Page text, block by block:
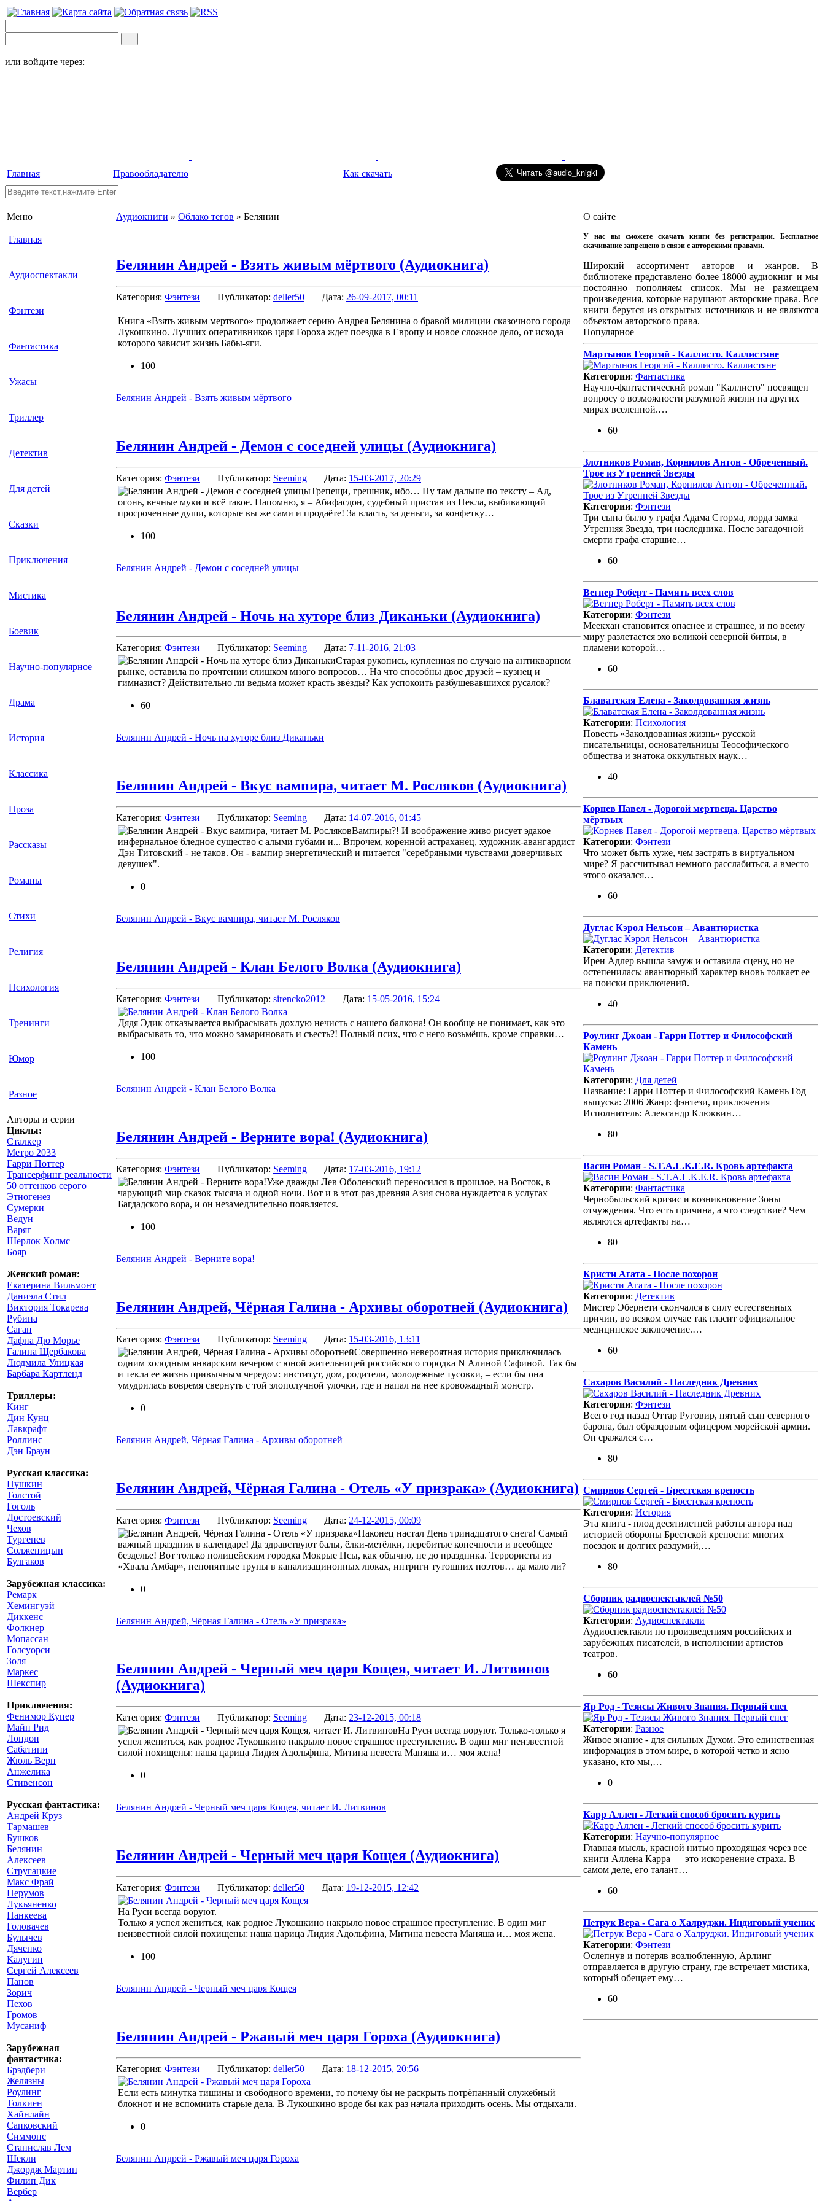
или войдите через:
Главная Правообладателю Как скачать
Меню
Главная
Аудиоспектакли
Фэнтези
Фантастика
Ужасы
Триллер
Детектив
Для детей
Сказки
Приключения
Мистика
Боевик
Научно-популярное
Драма
История
Классика
Проза
Рассказы
Романы
Стихи
Религия
Психология
Тренинги
Юмор
Разное
Авторы и серии
Циклы:
Сталкер
Метро 2033
Гарри Поттер
Трансерфинг реальности
50 оттенков серого
Этногенез
Сумерки
Ведун
Варяг
Шерлок Холмс
Бояр
Женский роман:
Екатерина Вильмонт
Даниэла Стил
Виктория Токарева
Рубина
Саган
Дафна Дю Морье
Галина Щербакова
Людмила Улицкая
Барбара Картленд
Триллеры:
Кинг
Дин Кунц
Лавкрафт
Роллинс
Дэн Браун
Русская классика:
Пушкин
Толстой
Гоголь
Достоевский
Чехов
Тургенев
Солженицын
Булгаков
Зарубежная классика:
Ремарк
Хемингуэй
Диккенс
Фолкнер
Мопассан
Голсуорси
Золя
Маркес
Шекспир
Приключения:
Фенимор Купер
Майн Рид
Лондон
Сабатини
Жюль Верн
Анжелика
Стивенсон
Русская фантастика:
Андрей Круз
Тармашев
Бушков
Белянин
Алексеев
Стругацкие
Макс Фрай
Перумов
Лукьяненко
Панкеева
Головачев
Булычев
Дяченко
Калугин
Сергей Алексеев
Панов
Зорич
Пехов
Громов
Мусаниф
Зарубежная
фантастика:
Брэдбери
Желязны
Роулинг
Толкиен
Хайнлайн
Сапковский
Симмонс
Станислав Лем
Шекли
Джордж Мартин
Филип Дик
Вербер
Аудиокниги » Облако тегов » Белянин
Белянин Андрей - Взять живым мёртвого (Аудиокнига)
Категория: Фэнтези Публикатор: deller50 Дата: 26-09-2017, 00:11
Книга «Взять живым мертвого» продолжает серию Андрея Белянина о бравой милиции сказочного города
Лукошкино. Лучших оперативников царя Гороха ждет поездка в Европу и новое сложное дело, от исхода
которого зависит жизнь Бабы-яги.
100
Белянин Андрей - Взять живым мёртвого
Белянин Андрей - Демон с соседней улицы (Аудиокнига)
Категория: Фэнтези Публикатор: Seeming Дата: 15-03-2017, 20:29
Трепещи, грешник, ибо… Ну там дальше по тексту – Ад,
огонь, вечные муки и всё такое. Напомню, я – Абифасдон, судебный пристав из Пекла, выбивающий
просроченные души, которые вы же сами и продаёте! За власть, за деньги, за конфетку…
100
Белянин Андрей - Демон с соседней улицы
Белянин Андрей - Ночь на хуторе близ Диканьки (Аудиокнига)
Категория: Фэнтези Публикатор: Seeming Дата: 7-11-2016, 21:03
Старая рукопись, купленная по случаю на антикварном
рынке, оставила по прочтении слишком много вопросов… На что способны двое друзей – кузнец и
гимназист? Действительно ли ведьма может красть звёзды? Как успокоить разбушевавшихся русалок?
60
Белянин Андрей - Ночь на хуторе близ Диканьки
Белянин Андрей - Вкус вампира, читает М. Росляков (Аудиокнига)
Категория: Фэнтези Публикатор: Seeming Дата: 14-07-2016, 01:45
Вампиры?! И воображение живо рисует эдакое
инфернальное бледное существо с алыми губами и... Впрочем, коренной астраханец, художник-авангардист
Дэн Титовский - не таков. Он - вампир энергетический и питается "серебряными чувствами доверчивых
девушек".
0
Белянин Андрей - Вкус вампира, читает М. Росляков
Белянин Андрей - Клан Белого Волка (Аудиокнига)
Категория: Фэнтези Публикатор: sirencko2012 Дата: 15-05-2016, 15:24
Дядя Эдик отказывается выбрасывать дохлую нечисть с нашего балкона! Он вообще не понимает, как это
выбрасывать то, что можно замариновать и съесть?! Полный псих, что с него возьмёшь, кроме справки…
100
Белянин Андрей - Клан Белого Волка
Белянин Андрей - Верните вора! (Аудиокнига)
Категория: Фэнтези Публикатор: Seeming Дата: 17-03-2016, 19:12
Уже дважды Лев Оболенский переносился в прошлое, на Восток, в
чарующий мир сказок тысяча и одной ночи. Вот и в этот раз древняя Азия снова нуждается в услугах
Багдадского вора, и он незамедлительно появляется.
100
Белянин Андрей - Верните вора!
Белянин Андрей, Чёрная Галина - Архивы оборотней (Аудиокнига)
Категория: Фэнтези Публикатор: Seeming Дата: 15-03-2016, 13:11
Совершенно невероятная история приключилась
одним холодным январским вечером с юной жительницей российского городка N Алиной Сафиной. Так бы
и текла ее жизнь привычным чередом: институт, дом, родители, молодежные тусовки, – если бы она
умудрилась вовремя свернуть с той злополучной улочки, где и напал на нее кровожадный монстр.
0
Белянин Андрей, Чёрная Галина - Архивы оборотней
Белянин Андрей, Чёрная Галина - Отель «У призрака» (Аудиокнига)
Категория: Фэнтези Публикатор: Seeming Дата: 24-12-2015, 00:09
Наконец настал День тринадцатого снега! Самый
важный праздник в календаре! Да здравствуют балы, ёлки-метёлки, перебитые конечности и всеобщее
безделье! Вот только полицейским городка Мокрые Псы, как обычно, не до праздника. Террористы из
«Хвала Амбар», непонятные трупы в канализациионных люках, интриги тутошних поэтов… да мало ли?
0
Белянин Андрей, Чёрная Галина - Отель «У призрака»
Белянин Андрей - Черный меч царя Кощея, читает И. Литвинов
(Аудиокнига)
Категория: Фэнтези Публикатор: Seeming Дата: 23-12-2015, 00:18
На Руси всегда воруют. Только-только я
успел жениться, как родное Лукошкино накрыло новое страшное преступление. В один миг неизвестной
силой похищены: наша царица Лидия Адольфина, Митина невеста Маняша и… моя жена!
0
Белянин Андрей - Черный меч царя Кощея, читает И. Литвинов
Белянин Андрей - Черный меч царя Кощея (Аудиокнига)
Категория: Фэнтези Публикатор: deller50 Дата: 19-12-2015, 12:42
На Руси всегда воруют.
Только я успел жениться, как родное Лукошкино накрыло новое страшное преступление. В один миг
неизвестной силой похищены: наша царица Лидия Адольфина, Митина невеста Маняша и… моя жена.
100
Белянин Андрей - Черный меч царя Кощея
Белянин Андрей - Ржавый меч царя Гороха (Аудиокнига)
Категория: Фэнтези Публикатор: deller50 Дата: 18-12-2015, 20:56
Если есть минутка тишины и свободного времени, то почему бы не раскрыть потрёпанный служебный
блокнот и не вспомнить старые дела. В Лукошкино вроде бы как раз начала приходить осень. Мы отдыхали.
0
Белянин Андрей - Ржавый меч царя Гороха
О сайте
У нас вы сможете скачать книги без регистрации. Бесплатное
скачивание запрещено в связи с авторскими правами.
Широкий ассортимент авторов и жанров. В
библиотеке представлено более 18000 аудиокниг и мы
постоянно пополняем список. Мы не размещаем
произведения, которые нарушают авторские права. Все
книги берутся из открытых источников и не являются
объектом авторского права.
Популярное
Мартынов Георгий - Каллисто. Каллистяне
Категории: Фантастика
Научно-фантастический роман "Каллисто" посвящен
вопросу о возможности разумной жизни на других
мирах вселенной.…
60
Злотников Роман, Корнилов Антон - Обреченный.
Трое из Утренней Звезды
Категории: Фэнтези
Три сына было у графа Адама Сторма, лорда замка
Утренняя Звезда, три наследника. После загадочной
смерти графа старшие…
60
Вегнер Роберт - Память всех слов
Категории: Фэнтези
Меекхан становится опаснее и страшнее, и по всему
миру разлетается эхо великой северной битвы, в
пламени которой…
60
Блаватская Елена - Заколдованная жизнь
Категории: Психология
Повесть «Заколдованная жизнь» русской
писательницы, основательницы Теософического
общества и знатока оккультных наук…
40
Корнев Павел - Дорогой мертвеца. Царство
мёртвых
Категории: Фэнтези
Что может быть хуже, чем застрять в виртуальном
мире? Я рассчитывал немного расслабиться, а вместо
этого оказался…
60
Дуглас Кэрол Нельсон – Авантюристка
Категории: Детектив
Ирен Адлер вышла замуж и оставила сцену, но не
остепенилась: авантюрный характер вновь толкает ее
на поиски приключений.
40
Роулинг Джоан - Гарри Поттер и Философский
Камень
Категории: Для детей
Название: Гарри Поттер и Философский Камень Год
выпуска: 2006 Жанр: фэнтези, приключения
Исполнитель: Александр Клюквин…
80
Васин Роман - S.T.A.L.K.E.R. Кровь артефакта
Категории: Фантастика
Чернобыльский кризис и возникновение Зоны
отчуждения. Что есть причина, а что следствие? Чем
являются артефакты на…
80
Кристи Агата - После похорон
Категории: Детектив
Мистер Эбернети скончался в силу естественных
причин, во всяком случае так гласит официальное
медицинское заключение.…
60
Сахаров Василий - Наследник Древних
Категории: Фэнтези
Всего год назад Оттар Руговир, пятый сын северного
барона, был образцовым офицером морейской армии.
Он сражался с…
80
Смирнов Сергей - Брестская крепость
Категории: История
Эта книга - плод десятилетней работы автора над
историей обороны Брестской крепости: многих
поездок и долгих раздумий,…
80
Сборник радиоспектаклей №50
Категории: Аудиоспектакли
Аудиоспектакли по произведениям российских и
зарубежных писателей, в исполнении артистов
театров.
60
Яр Род - Тезисы Живого Знания. Первый снег
Категории: Разное
Живое знание - для сильных Духом. Это единственная
информация в этом мире, в которой четко и ясно
указано, кто мы,…
0
Карр Аллен - Легкий способ бросить курить
Категории: Научно-популярное
Главная мысль, красной нитью проходящая через все
книги Аллена Карра — это искоренение страха. В
самом деле, его талант…
60
Петрук Вера - Сага о Халруджи. Индиговый ученик
Категории: Фэнтези
Ослепнув и потеряв возлюбленную, Арлинг
отправляется в другую страну, где встречает мистика,
который обещает ему…
60